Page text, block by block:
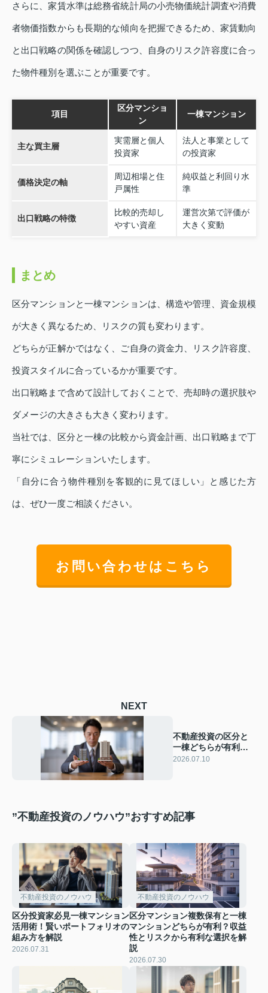
さらに、家賃水準は総務省統計局の小売物価統計調査や消費
者物価指数からも長期的な傾向を把握できるため、家賃動向
と出口戦略の関係を確認しつつ、自身のリスク許容度に合っ
た物件種別を選ぶことが重要です。
項目
区分マンショ
ン
一棟マンション
主な買主層
実需層と個人
投資家
法人と事業として
の投資家
価格決定の軸
周辺相場と住
戸属性
純収益と利回り水
準
出口戦略の特徴
比較的売却し
やすい資産
運営次第で評価が
大きく変動
まとめ
区分マンションと一棟マンションは、構造や管理、資金規模
が大きく異なるため、リスクの質も変わります。
どちらが正解かではなく、ご自身の資金力、リスク許容度、
投資スタイルに合っているかが重要です。
出口戦略まで含めて設計しておくことで、売却時の選択肢や
ダメージの大きさも大きく変わります。
当社では、区分と一棟の比較から資金計画、出口戦略まで丁
寧にシミュレーションいたします。
「自分に合う物件種別を客観的に見てほしい」と感じた方
は、ぜひ一度ご相談ください。
お問い合わせはこちら
NEXT
不動産投資の区分と
一棟どちらが有利？
空室リスクを分散す
2026.07.10
”不動産投資のノウハウ”おすすめ記事
不動産投資のノウハウ
区分投資家必見一棟マンション
活用術！賢いポートフォリオの
組み方を解説
2026.07.31
不動産投資のノウハウ
区分マンション複数保有と一棟
マンションどちらが有利？収益
性とリスクから有利な選択を解
説
2026.07.30